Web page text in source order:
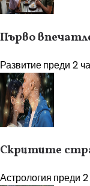
Първо
Развитиепреди 2
Скритите
Астрология преди